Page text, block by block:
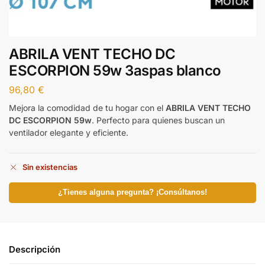
ABRILA VENT TECHO DC
ESCORPION 59w 3aspas blanco
96,80 €
Mejora la comodidad de tu hogar con el ABRILA VENT TECHO
DC ESCORPION 59w. Perfecto para quienes buscan un
ventilador elegante y eficiente.
Sin existencias
¿Tienes alguna pregunta? ¡Consúltanos!
Descripción